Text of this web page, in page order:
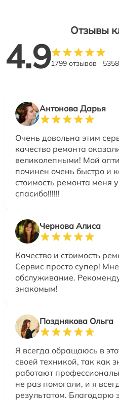
Отзывы
4.91799 отзывов
Антонова Дарья
Очень довольна этим
качество ремонта
великолепными! Мой
починен очень быстро и
стоимость ремонта меня
спасибо!!!!!!
Чернова Алиса
Качество и стоимость
Сервис просто супер!
обслуживание.
знакомым!
Позднякова Ольга
Я всегда обращаюсь в
своей техникой, так как
работают
не раз помогали, и я
результатом. Благодарю